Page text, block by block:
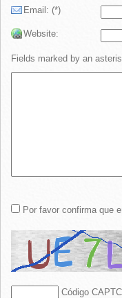
Email: (*)
Website:
Fields marked by an
Por favor confirma que
Código